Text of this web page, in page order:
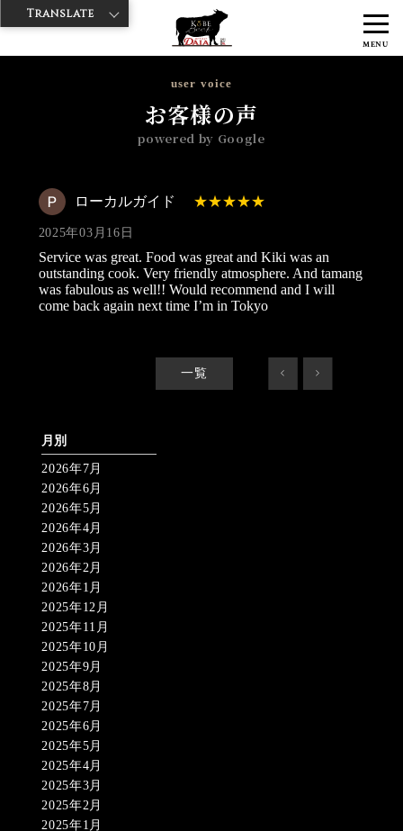
MENU
神戸牛ダイヤ > 神戸牛ダイア 歌舞伎町店
ローカ
user voice
お客様の声
powered by Google
ローカルガイド
2025年03月16日
Service was great. Food was great and Kiki was an
outstanding cook. Very friendly atmosphere. And tamang
was fabulous as well!! Would recommend and I will
come back again next time I’m in Tokyo
一覧 < >
月別
2026年7月
2026年6月
2026年5月
2026年4月
2026年3月
2026年2月
2026年1月
2025年12月
2025年11月
2025年10月
2025年9月
2025年8月
2025年7月
2025年6月
2025年5月
2025年4月
2025年3月
2025年2月
2025年1月
Translate